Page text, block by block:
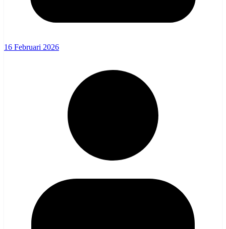
16 Februari 2026